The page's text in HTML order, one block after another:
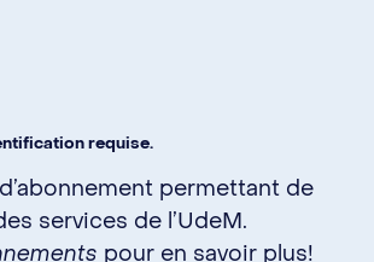
requise.
permettant de
services de l’UdeM.
pour en savoir plus!